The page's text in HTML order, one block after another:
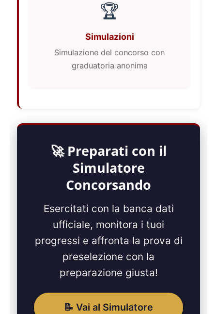
🏆
Simulazioni
Simulazione del concorso con
graduatoria anonima
🚀 Preparati con il
Simulatore
Concorsando
Esercitati con la banca dati
ufficiale, monitora i tuoi
progressi e affronta la prova di
preselezione con la
preparazione giusta!
📝 Vai al Simulatore